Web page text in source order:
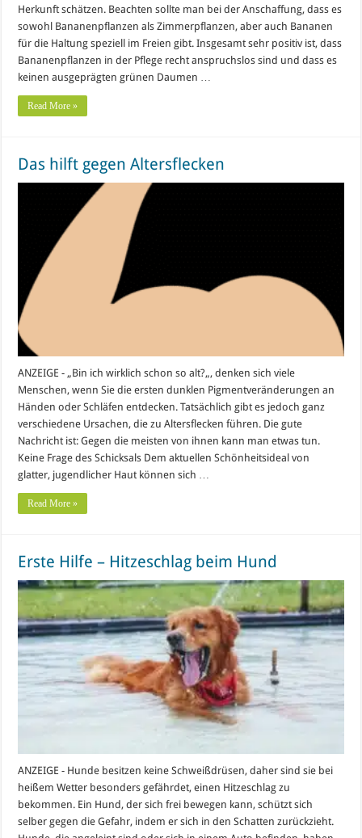
Herkunft schätzen. Beachten sollte man bei der Anschaffung, dass es
sowohl Bananenpflanzen als Zimmerpflanzen, aber auch Bananen
für die Haltung speziell im Freien gibt. Insgesamt sehr positiv ist, dass
Bananenpflanzen in der Pflege recht anspruchslos sind und dass es
keinen ausgeprägten grünen Daumen …
Read More »
Das hilft gegen Altersflecken
ANZEIGE - „Bin ich wirklich schon so alt?„, denken sich viele
Menschen, wenn Sie die ersten dunklen Pigmentveränderungen an
Händen oder Schläfen entdecken. Tatsächlich gibt es jedoch ganz
verschiedene Ursachen, die zu Altersflecken führen. Die gute
Nachricht ist: Gegen die meisten von ihnen kann man etwas tun.
Keine Frage des Schicksals Dem aktuellen Schönheitsideal von
glatter, jugendlicher Haut können sich …
Read More »
Erste Hilfe – Hitzeschlag beim Hund
ANZEIGE - Hunde besitzen keine Schweißdrüsen, daher sind sie bei
heißem Wetter besonders gefährdet, einen Hitzeschlag zu
bekommen. Ein Hund, der sich frei bewegen kann, schützt sich
selber gegen die Gefahr, indem er sich in den Schatten zurückzieht.